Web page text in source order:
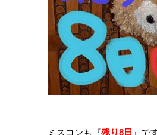
ミスコンも『残り8日 』 で